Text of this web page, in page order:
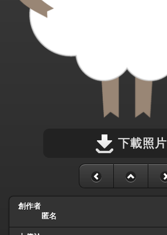
下載照片
創作者
匿名